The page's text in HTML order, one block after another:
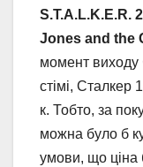
S.T.A.L.K.E.R.
Jones and the
момент виходу
стімі, Сталкер
к. Тобто, за
можна було б
умови, що ціна